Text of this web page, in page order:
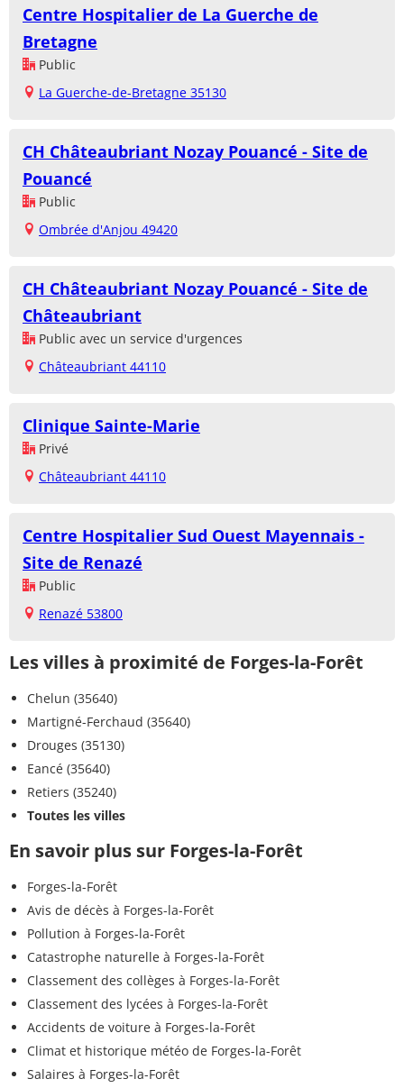
Centre Hospitalier de La Guerche de
Bretagne
Public
La Guerche-de-Bretagne 35130
CH Châteaubriant Nozay Pouancé - Site de
Pouancé
Public
Ombrée d'Anjou 49420
CH Châteaubriant Nozay Pouancé - Site de
Châteaubriant
Public avec un service d'urgences
Châteaubriant 44110
Clinique Sainte-Marie
Privé
Châteaubriant 44110
Centre Hospitalier Sud Ouest Mayennais -
Site de Renazé
Public
Renazé 53800
Les villes à proximité de Forges-la-Forêt
Chelun (35640)
Martigné-Ferchaud (35640)
Drouges (35130)
Eancé (35640)
Retiers (35240)
Toutes les villes
En savoir plus sur Forges-la-Forêt
Forges-la-Forêt
Avis de décès à Forges-la-Forêt
Pollution à Forges-la-Forêt
Catastrophe naturelle à Forges-la-Forêt
Classement des collèges à Forges-la-Forêt
Classement des lycées à Forges-la-Forêt
Accidents de voiture à Forges-la-Forêt
Climat et historique météo de Forges-la-Forêt
Salaires à Forges-la-Forêt